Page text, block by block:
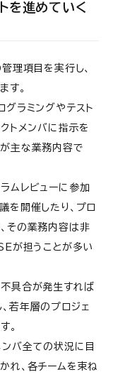
を進めていく
理項目を実行し、
す。
ラミングやテスト
トメンバに指示を
主な業務内容で
ムレビューに参加
を開催したり、プロ
その業務内容は非
が担うことが多い
具合が発生すれば
若年層のプロジェ
。
ンバ全ての状況に目
れ、各チームを束ね